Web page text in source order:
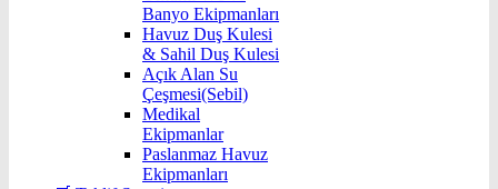
Banyo Ekipmanları
Havuz Duş Kulesi
& Sahil Duş Kulesi
Açık Alan Su
Çeşmesi(Sebil)
Medikal
Ekipmanlar
Paslanmaz Havuz
Ekipmanları